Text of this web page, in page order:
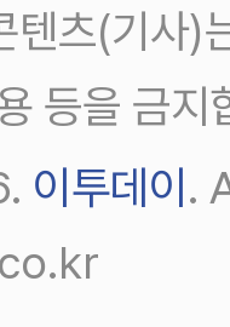
텐츠(기사)
등을 금지
이투데이.